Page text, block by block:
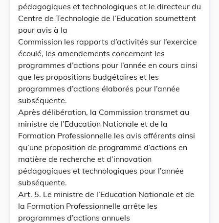
pédagogiques et technologiques et le directeur du
Centre de Technologie de l’Education soumettent
pour avis à la
Commission les rapports d’activités sur l’exercice
écoulé, les amendements concernant les
programmes d’actions pour l’année en cours ainsi
que les propositions budgétaires et les
programmes d’actions élaborés pour l’année
subséquente.
Après délibération, la Commission transmet au
ministre de l’Education Nationale et de la
Formation Professionnelle les avis afférents ainsi
qu’une proposition de programme d’actions en
matière de recherche et d’innovation
pédagogiques et technologiques pour l’année
subséquente.
Art. 5. Le ministre de l’Education Nationale et de
la Formation Professionnelle arrête les
programmes d’actions annuels